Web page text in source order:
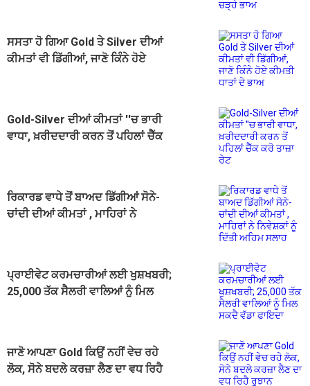
ਸਸਤਾ ਹੋ ਗਿਆ Gold ਤੇ Silver ਦੀਆਂ
ਕੀਮਤਾਂ ਵੀ ਡਿੱਗੀਆਂ, ਜਾਣੋ ਕਿੰਨੇ ਹੋਏ
Gold-Silver ਦੀਆਂ ਕੀਮਤਾਂ ''ਚ ਭਾਰੀ
ਵਾਧਾ, ਖ਼ਰੀਦਦਾਰੀ ਕਰਨ ਤੋਂ ਪਹਿਲਾਂ ਚੈੱਕ
ਰਿਕਾਰਡ ਵਾਧੇ ਤੋਂ ਬਾਅਦ ਡਿੱਗੀਆਂ ਸੋਨੇ-
ਚਾਂਦੀ ਦੀਆਂ ਕੀਮਤਾਂ , ਮਾਹਿਰਾਂ ਨੇ
ਪ੍ਰਾਈਵੇਟ ਕਰਮਚਾਰੀਆਂ ਲਈ ਖੁਸ਼ਖਬਰੀ;
25,000 ਤੱਕ ਸੈਲਰੀ ਵਾਲਿਆਂ ਨੂੰ ਮਿਲ
ਜਾਣੋ ਆਪਣਾ Gold ਕਿਉਂ ਨਹੀਂ ਵੇਚ ਰਹੇ
ਲੋਕ, ਸੋਨੇ ਬਦਲੇ ਕਰਜ਼ਾ ਲੈਣ ਦਾ ਵਧ ਰਿਹੈ